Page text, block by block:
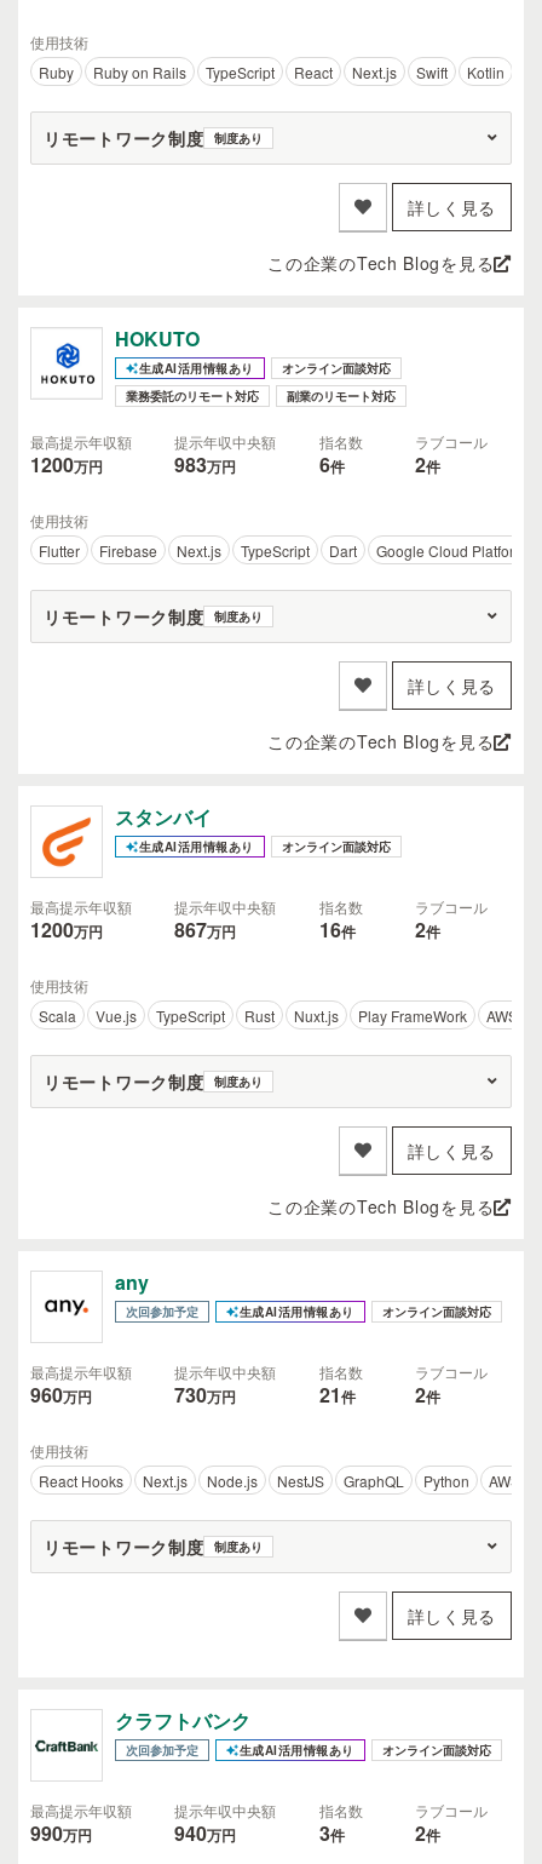
使用技術
Ruby
Ruby on Rails TypeScript React Next.js Swift Kotlin
リモートワーク制度 制度あり
詳しく見る
この企業のTech Blogを見る
HOKUTO
生成AI活用情報あり
オンライン面談対応
業務委託のリモート対応
副業のリモート対応
最高提示年収額
1200万円
提示年収中央額
983万円
指名数
6件
ラブコール
2件
使用技術
Flutter
Firebase Next.js TypeScript Dart Google Cloud Platform
リモートワーク制度 制度あり
詳しく見る
この企業のTech Blogを見る
スタンバイ
生成AI活用情報あり オンライン面談対応
最高提示年収額
1200万円
提示年収中央額
867万円
指名数
16件
ラブコール
2件
使用技術
Scala
Vue.js TypeScript Rust Nuxt.js Play FrameWork AWS
リモートワーク制度 制度あり
詳しく見る
この企業のTech Blogを見る
any
次回参加予定 生成AI活用情報あり オンライン面談対応
最高提示年収額
960万円
提示年収中央額
730万円
指名数
21件
ラブコール
2件
使用技術
React Hooks
Next.js Node.js NestJS GraphQL Python AWS
リモートワーク制度 制度あり
詳しく見る
クラフトバンク
次回参加予定 生成AI活用情報あり オンライン面談対応
最高提示年収額
990万円
提示年収中央額
940万円
指名数
3件
ラブコール
2件